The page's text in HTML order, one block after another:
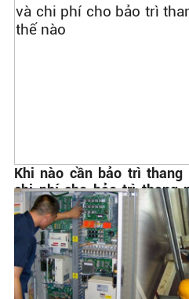
Khi nào cần bảo trì thang
chi phí cho bảo trì thang
nào